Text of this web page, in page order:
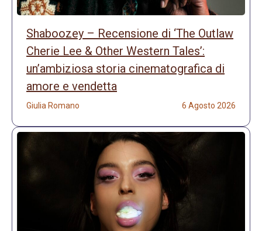
Shaboozey – Recensione di ‘The Outlaw
Cherie Lee & Other Western Tales’:
un’ambiziosa storia cinematografica di
amore e vendetta
Giulia Romano 6 Agosto 2026